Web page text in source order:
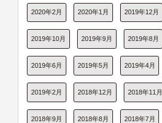
2020年2月 2020年1月 2019年12月
2019年10月 2019年9月 2019年8月
2019年6月 2019年5月 2019年4月
2019年2月 2018年12月 2018年11月
2018年9月 2018年8月 2018年7月